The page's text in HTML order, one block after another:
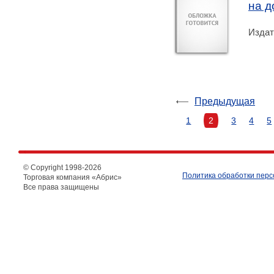
на
Предыдущая
1 2 3 4 5
© Copyright 1998-2026
Торговая компания «Абрис»
Все права защищены
Политика обработки